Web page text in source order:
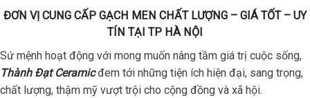
ĐƠN VỊ CUNG CẤP GẠCH MEN CHẤT LƯỢNG – GIÁ TỐT – UY
TÍN TẠI TP HÀ NỘI
Sứ mệnh hoạt động với mong muốn nâng tầm giá trị cuộc sống,
Thành Đạt Ceramicđem tới những tiện ích hiện đại, sang trọng,
chất lượng, thậm mỹ vượt trội cho cộng đồng và xã hội.